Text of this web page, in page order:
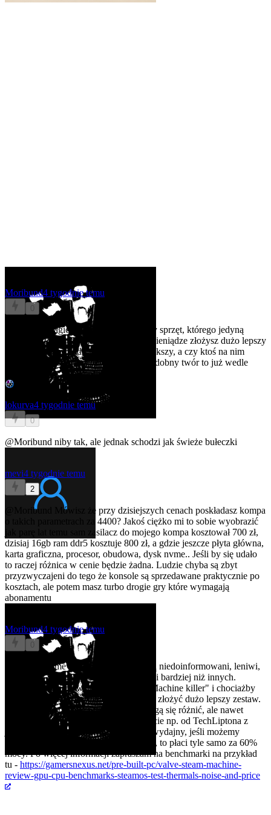
Moribund4 tygodnie temu
0
Tragicznie wyceniony i słaby sprzęt, którego jedyną
zaletą jest to, że jest mały? Za te same pieniądze złożysz dużo lepszy
komputer, który będzie nieznacznie większy, a czy ktoś na nim
zainstaluje Windowsa czy SteamOS-podobny twór to już wedle
lokurva4 tygodnie temu
0
@Moribund niby tak, ale jednak schodzi jak świeże bułeczki
mevi4 tygodnie temu
2
@Moribund
Mówisz że przy dzisiejszych cenach poskładasz kompa
o takich parametrach za 4400? Jakoś ciężko mi to sobie wyobrazić
jak parę lat temu sam zasilacz do mojego kompa kosztował 700 zł,
dzisiaj 16gb ram ddr5 kosztuje 800 zł, a gdzie jeszcze płyta główna,
karta graficzna, procesor, obudowa, dysk nvme.. Jeśli by się udało
to raczej różnica w cenie będzie żadna. Ludzie chyba są zbyt
przyzwyczajeni do tego że konsole są sprzedawane praktycznie po
kosztach, ale potem masz turbo drogie gry które wymagają
abonamentu
Moribund4 tygodnie temu
0
@mevi
Schodzi, bo ludzie są niedoinformowani, leniwi,
lub wierzą w ideologię jednej korporacji bardziej niż innych.
Wystarczy wpisać w Youtube "Steam Machine killer" i chociażby
LinusTechTips pokazują, że idzie taniej złożyć dużo lepszy zestaw.
Wiadomo, na polskie warunki ceny mogą się różnić, ale nawet
losowy komputer w tym samym budżecie np. od TechLiptona z
jakimś 5060Ti będzie o wiele bardziej wydajny, jeśli możemy
poświęcić ITX/SSF - jak ktoś nie może, to płaci tyle samo za 60%
mocy. Po więcej informacji zapraszam na benchmarki na przykład
tu - https://gamersnexus.net/pre-built-pc/valve-steam-machine-
review-gpu-cpu-benchmarks-steamos-test-thermals-noise-and-price